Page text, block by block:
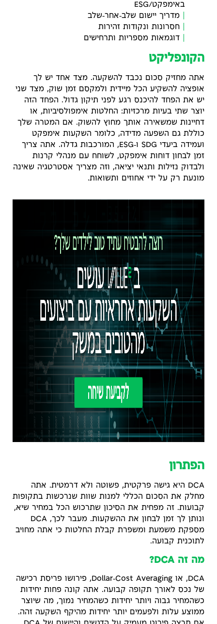
באימפקט/ESG
מדריך יישום שלב‑אחר‑שלב
חסרונות ונקודות זהירות
דוגמאות מספריות ותרחישים
הקונפליקט
אתה מחזיק סכום נכבד להשקעה. מצד אחד יש לך
אופציה להשקיע הכל מיידית ולמקסם זמן שוק, מצד שני
יש את הפחד להיכנס רגע לפני תיקון גדול. הפחד הזה
יוצר שתי בעיות מרכזיות: החלטות אימפולסיביות, או
דחיינות שמשאירה אותך מחוץ להשוק. אם המטרה שלך
כוללת גם השפעה מדידה, כלומר השקעות אימפקט
ועמידה ביעדי SDG ו‑ESG, המורכבות גדלה. אתה צריך
זמן לבחון דוחות אימפקט, לשוחח עם מנהלי קרנות
ולבדוק נזילות ותנאי יציאה, וזה מצריך אסטרטגיה שאינה
מונעת רק על ידי אחוזים ותשואות.
הפתרון
DCA היא גישה פרקטית, פשוטה ולא דרמטית. אתה
מחלק את הסכום הכללי למנות שוות שנרכשות בתקופות
קבועות. זה מפחית את הסיכון שתרכוש הכל במחיר שיא,
ונותן לך זמן לבחון את ההשקעות. מעבר לכך, DCA
מספקת משמעת ומשפרת קבלת החלטות כי אתה מחויב
לתוכנית קבועה.
מה זה DCA?
DCA, או Dollar‑Cost Averaging, פירושו פריסת רכישה
של נכס לאורך תקופה קבועה. אתה קונה פחות יחידות
כשהמחיר גבוה ויותר יחידות כשהמחיר נמוך, מה שיוצר
ממוצע עלות ולפעמים יותר יחידות מהיקף השקעה זהה.